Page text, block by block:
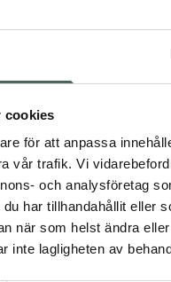
cookies
för att anpassa
vår trafik. Vi
och analysföretag
har tillhandahållit eller
när som helst ändra
inte lagligheten av
51 kr